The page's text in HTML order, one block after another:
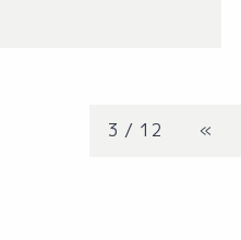
3 / 12 «